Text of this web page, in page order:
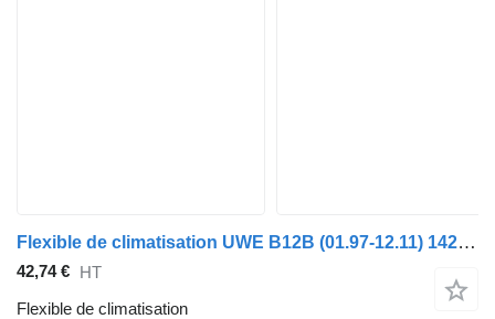
Flexible de climatisation UWE B12B (01.97-12.11) 14203 10780 pour Volvo B6, B7, B9, B10, B12 bus (1978-2011)
42,74 € HT
Flexible de climatisation